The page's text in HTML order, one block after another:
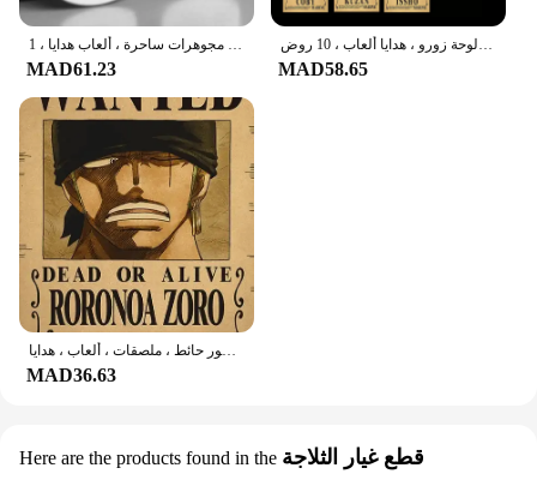
قلادة أنيمي مطلوبة للرجال والنساء ، كرتونات معدنية ، لوفي ، شخصيات زورو ، سلسلة عنق ، مجوهرات ساحرة ، ألعاب هدايا ، 1!!!
MAD61.23
ملصقات أنيمي كلاسيكية من قطعة واحدة ، مجموعة لوفي مطلوبة ، ديكور جدران الغرفة ، لوحة زورو ، هدايا ألعاب ، 10 روض
MAD58.65
ملصقات مطلوبة من قطعة واحدة ، أنيمي لوفي ، جير 5 ، نيكا ، الآس ، شخصيات أطفال ، خمر ، غرفة معيشة ، ديكور حائط ، ملصقات ، ألعاب ، هدايا
MAD36.63
Here are the products found in the قطع غيار الثلاجة